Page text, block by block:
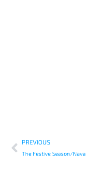
PREVIOUS
The Festive Season/